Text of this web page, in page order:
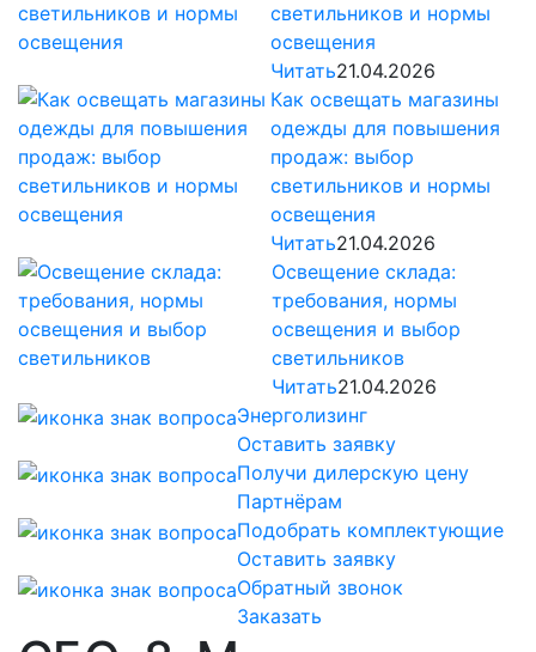
светильников и нормы
освещения
Читать21.04.2026
Как освещать магазины
одежды для повышения
продаж: выбор
светильников и нормы
освещения
Читать21.04.2026
Освещение склада:
требования, нормы
освещения и выбор
светильников
Читать21.04.2026
Энерголизинг
Оставить заявку
Получи дилерскую цену
Партнёрам
Подобрать комплектующие
Оставить заявку
Обратный звонок
Заказать